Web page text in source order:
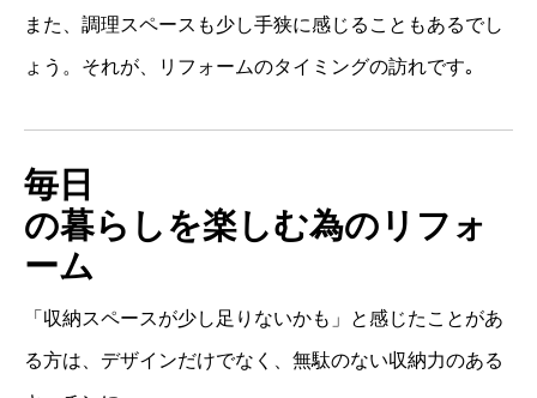
また、調理スペースも少し手狭に感じることもあるでし
ょう。それが、リフォームのタイミングの訪れです｡
毎日
の暮らしを楽しむ為のリフォ
ーム
「収納スペースが少し足りないかも」と感じたことがあ
る方は、デザインだけでなく、無駄のない収納力のある